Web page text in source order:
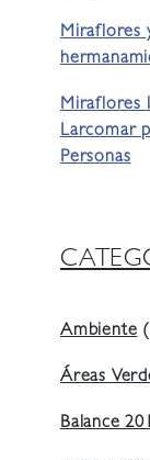
Miraflores
Miraflores
Larcomar
Personas
Ambiente
Áreas
Balance